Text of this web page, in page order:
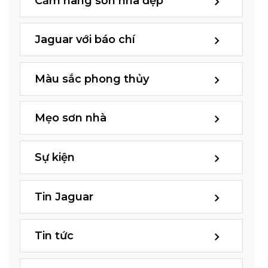
Jaguar với báo chí
Màu sắc phong thủy
Mẹo sơn nhà
Sự kiện
Tin Jaguar
Tin tức